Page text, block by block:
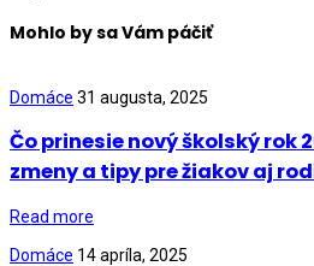
Mohlo by sa Vám páčiť
Domáce 31 augusta, 2025
Čo prinesie nový školský rok
zmeny a tipy pre žiakov aj
Read more
Domáce 14 apríla, 2025